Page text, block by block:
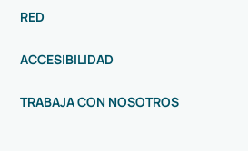
RED
ACCESIBILIDAD
TRABAJA CON NOSOTROS